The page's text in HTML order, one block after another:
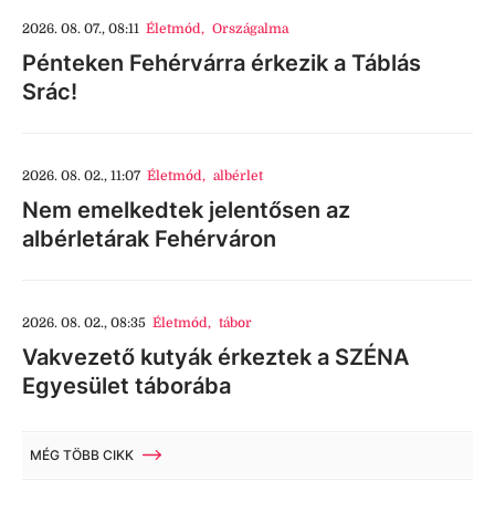
2026. 08. 07., 08:11 Életmód, Országalma
Pénteken Fehérvárra érkezik a Táblás
Srác!
2026. 08. 02., 11:07 Életmód, albérlet
Nem emelkedtek jelentősen az
albérletárak Fehérváron
2026. 08. 02., 08:35 Életmód, tábor
Vakvezető kutyák érkeztek a SZÉNA
Egyesület táborába
MÉG TÖBB CIKK